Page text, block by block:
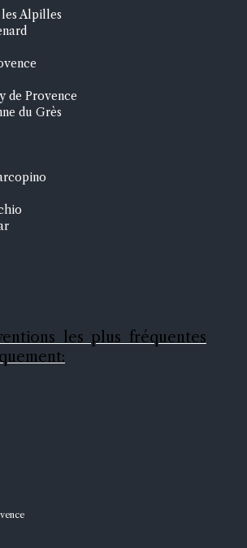
Alpilles
de Provence
du Grès
les plus fréquentes